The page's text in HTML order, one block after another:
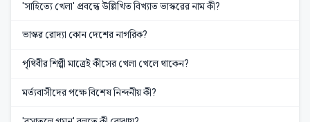
'সাহিত্যে খেলা' প্রবন্ধে উল্লিখিত বিখ্যাত ভাস্করের নাম কী?
ভাস্কর রোদ্যা কোন দেশের নাগরিক?
পৃথিবীর শিল্পী মাত্রেই কীসের খেলা খেলে থাকেন?
মর্ত্যবাসীদের পক্ষে বিশেষ নিন্দনীয় কী?